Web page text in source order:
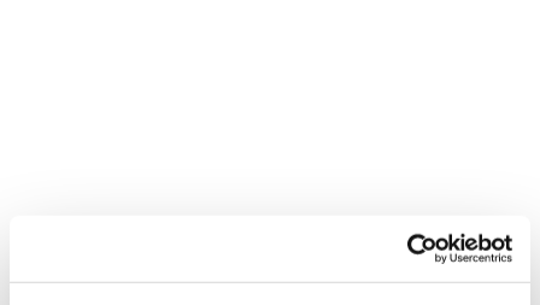
Når dåben er skrevet i kirkens kalender, skal der